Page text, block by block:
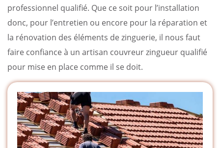
professionnel qualifié. Que ce soit pour l’installation
donc, pour l’entretien ou encore pour la réparation et
la rénovation des éléments de zinguerie, il nous faut
faire confiance à un artisan couvreur zingueur qualifié
pour mise en place comme il se doit.